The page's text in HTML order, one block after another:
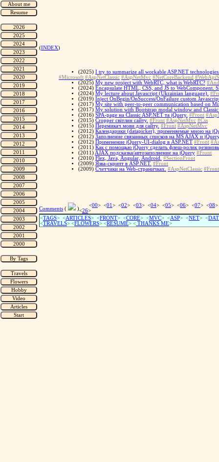
(INDEX)
(2025) I try to summarize all workable ASP.NET
#Microsoft #AspNetClassic #AspNetMvc #NetCoreBackend
(2025) My new project with WebRTC, what is WebRTC?
(2024) Encapsulate HTML, CSS, and JS to
(2024) My lecture about Javascript (Ukrainian language).
(2019) Inject OnBegin/OnSuccess/OnFailure custom
(2017) My site with peer-to-peer communication based on
(2017) My solution with Bootstrap modal window and Classic
(2016) SPA-page на Classic ASP.NET та jQuery. #Front
(2015) Cropper світлин сайту. #Front #AspNetMvc #Css
(2015) Перемикач мови для сайту. #Front #AspNetMvc
(2012) Календарики (datapicker), применяемые мною на
(2012) Заполнение связанных списков на MS AJAX и
(2012) Применение jQuery-UI-dialog в ASP.NET #Front
(2011) Как с помощью jQuery сделать флеш-ролик
(2011) AJAX подсказка/автозаполнение на jQuery #Front
(2010) Flex, Java, Angular, Android.
#SectionFront
(2009) Язва-скрипт в ASP.NET. #Front
(2009) Счетчики на Web-страничках. #AspNetClassic #Front
Comments ( )
<00> <01 > <02> <03> <04> <05> <06> <07> <08
<26>
<TAGS> <ARTICLES> <FRONT> <CORE> <MVC> <ASP> <NET> <
<TRAVELS> <FLOWERS> <RESUME> < THANKS ME>